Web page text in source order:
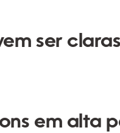
ser
em alta